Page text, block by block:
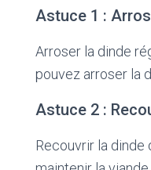
Astuce 1 :
Arroser la dinde
pouvez arroser la
Astuce 2 :
Recouvrir la dinde